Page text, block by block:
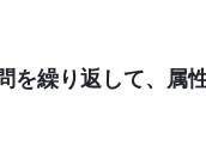
を繰り返して、属